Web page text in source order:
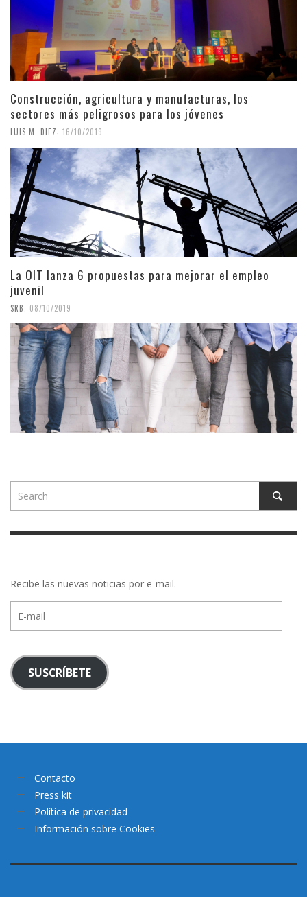
Construcción, agricultura y manufacturas, los
sectores más peligrosos para los jóvenes
LUIS M. DIEZ 16/10/2019
La OIT lanza 6 propuestas para mejorar el empleo
juvenil
SRB 08/10/2019
Recibe las nuevas noticias por e-mail.
mail
SUSCRÍBETE
Contacto
Press kit
Política de privacidad
Información sobre Cookies